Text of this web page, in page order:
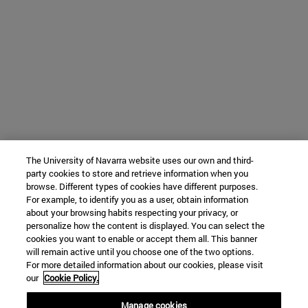
The University of Navarra website uses our own and third-
party cookies to store and retrieve information when you
browse. Different types of cookies have different purposes.
For example, to identify you as a user, obtain information
about your browsing habits respecting your privacy, or
personalize how the content is displayed. You can select the
cookies you want to enable or accept them all. This banner
will remain active until you choose one of the two options.
For more detailed information about our cookies, please visit
our Cookie Policy.
Manage cookies